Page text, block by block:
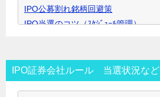
き
ま
IPO公募割れ銘柄回避策
IPO当選のコツ（ｽｹｼﾞｭｰﾙ管理）
IPO当選のコツ（無理なく継続）
IPO閑散期、空白期間の過ごし方
IPO証券会社ルール 当選状況など